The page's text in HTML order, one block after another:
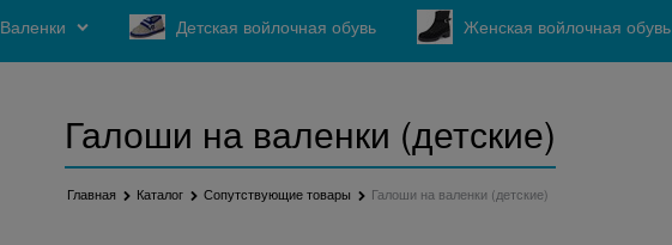
Валенки Детская войлочная обувь Женская войлочная обувь
Галоши на валенки (детские)
Главная Каталог Сопутствующие товары Галоши на валенки (детские)